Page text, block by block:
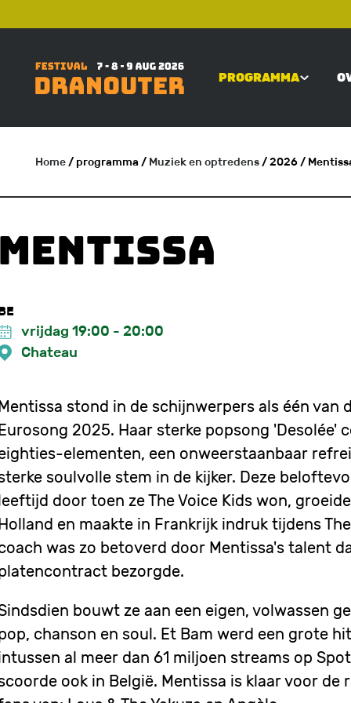
gaan
PROGRAMMA
KRUIMELPAD
Home/ programma/ Muziek en optredens/ 2026/
vrijdag 19:00 - 20:00
Chateau
stond in de schijnwerpers als één van
2025. Haar sterke popsong 'Desolée'
elementen, een onweerstaanbaar
soulvolle stem in de kijker. Deze
door toen ze The Voice Kids won,
en maakte in Frankrijk indruk tijdens
was zo betoverd door Mentissa's talent
bezorgde.
bouwt ze aan een eigen, volwassen
chanson en soul. Et Bam werd een grote
al meer dan 61 miljoen streams op
ook in België. Mentissa is klaar voor de